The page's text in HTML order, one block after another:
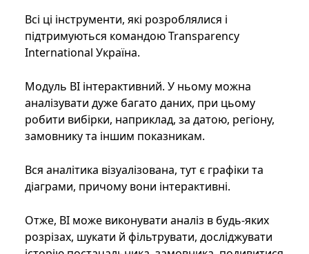
Всі ці інструменти, які розроблялися і
підтримуються командою Transparency
International Україна.
Модуль BI інтерактивний. У ньому можна
аналізувати дуже багато даних, при цьому
робити вибірки, наприклад, за датою, регіону,
замовнику та іншим показникам.
Вся аналітика візуалізована, тут є графіки та
діаграми, причому вони інтерактивні.
Отже, BI може виконувати аналіз в будь-яких
розрізах, шукати й фільтрувати, досліджувати